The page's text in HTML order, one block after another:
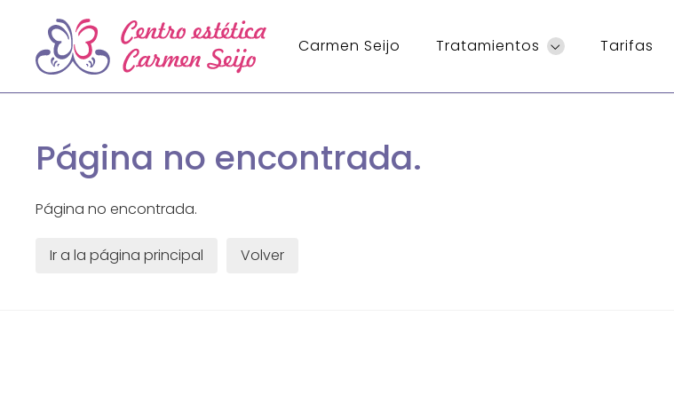
Carmen Seijo Tratamientos Tarifas
Página no encontrada.
Página no encontrada.
Ir a la página principal Volver